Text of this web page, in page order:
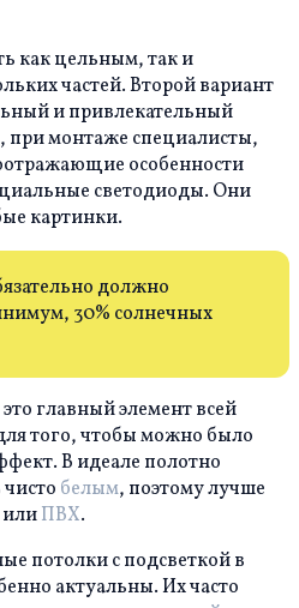
как цельным, так и
частей. Второй вариант
и привлекательный
монтаже специалисты,
особенности
светодиоды. Они
картинки.
должно
30% солнечных
главный элемент всей
того, чтобы можно было
В идеале полотно
белым, поэтому лучше
илиПВХ.
потолки с подсветкой в
актуальны. Их часто